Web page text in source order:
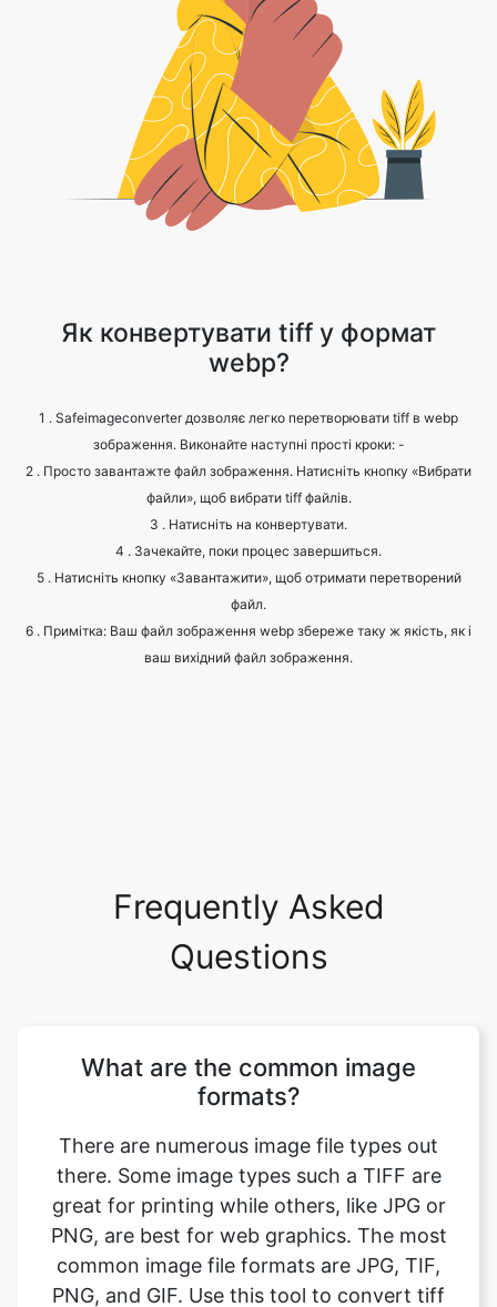
Як конвертувати tiff у формат
1 . Safeimageconverter дозволяє легко перетворювати tiff в webp
зображення. Виконайте наступні прості кроки: -
2 . Просто завантажте файл зображення. Натисніть кнопку «Вибрати
3 . Натисніть на конвертувати.
4 . Зачекайте, поки процес завершиться.
5 . Натисніть кнопку «Завантажити», щоб отримати перетворений
файл.
6 . Примітка: Ваш файл зображення webp збереже таку ж якість, як і
ваш вихідний файл зображення.
What are the common image
there. Some image types such a TIFF are
great for printing while others, like JPG or
PNG, are best for web graphics. The most
common image file formats are JPG, TIF,
PNG, and GIF. Use this tool to convert tiff
to webp format. Just select your format
you want to convert to, upload your image
file. Your image will be converted instantly